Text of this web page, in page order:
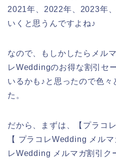
2021年、2022年、2023年
いくと思うんですよね♪
なので、もしかしたらメル
レWeddingのお得な割引セ
いるかも♪と思ったので色
た。
だから、まずは、【プラコ
【 プラコレWedding メル
レWedding メルマガ割引ク